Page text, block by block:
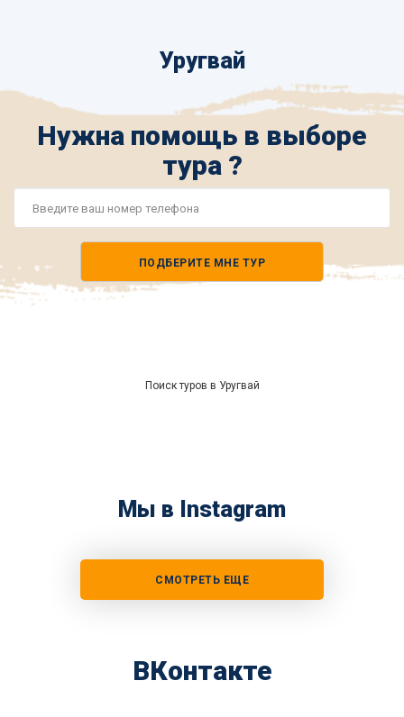
Уругвай
Нужна помощь в выборе
тура ?
ПОДБЕРИТЕ МНЕ ТУР
Поиск туров в Уругвай
Мы в Instagram
СМОТРЕТЬ ЕЩЕ
ВКонтакте